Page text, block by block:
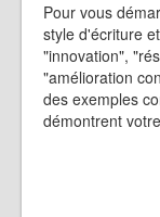
Pour vous
style d'écriture
"innovation",
"amélioration
des exemples
démontrent